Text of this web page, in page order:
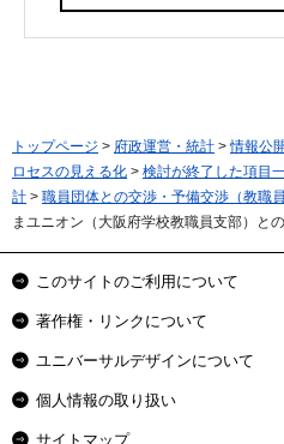
トップページ > 府政運営・統計 >情報公
ロセスの見える化 > 検討が終了した項目
計 > 職員団体との交渉・予備交渉（教職
まユニオン（大阪府学校教職員支部）と
このサイトのご利用について
著作権・リンクについて
ユニバーサルデザインについて
個人情報の取り扱い
サイトマップ